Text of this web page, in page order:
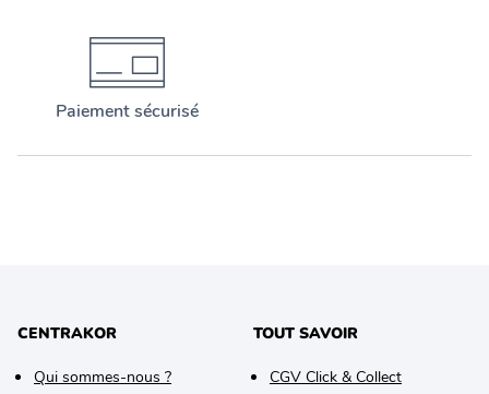
Paiement sécurisé
CENTRAKOR
Qui sommes-nous ?
TOUT SAVOIR
CGV Click & Collect